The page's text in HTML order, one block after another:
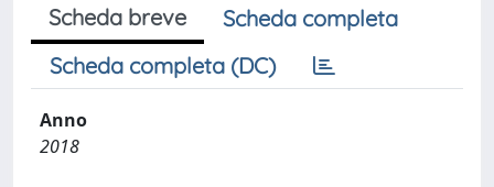
Scheda breve
Scheda completa
Scheda completa (DC)
Anno
2018